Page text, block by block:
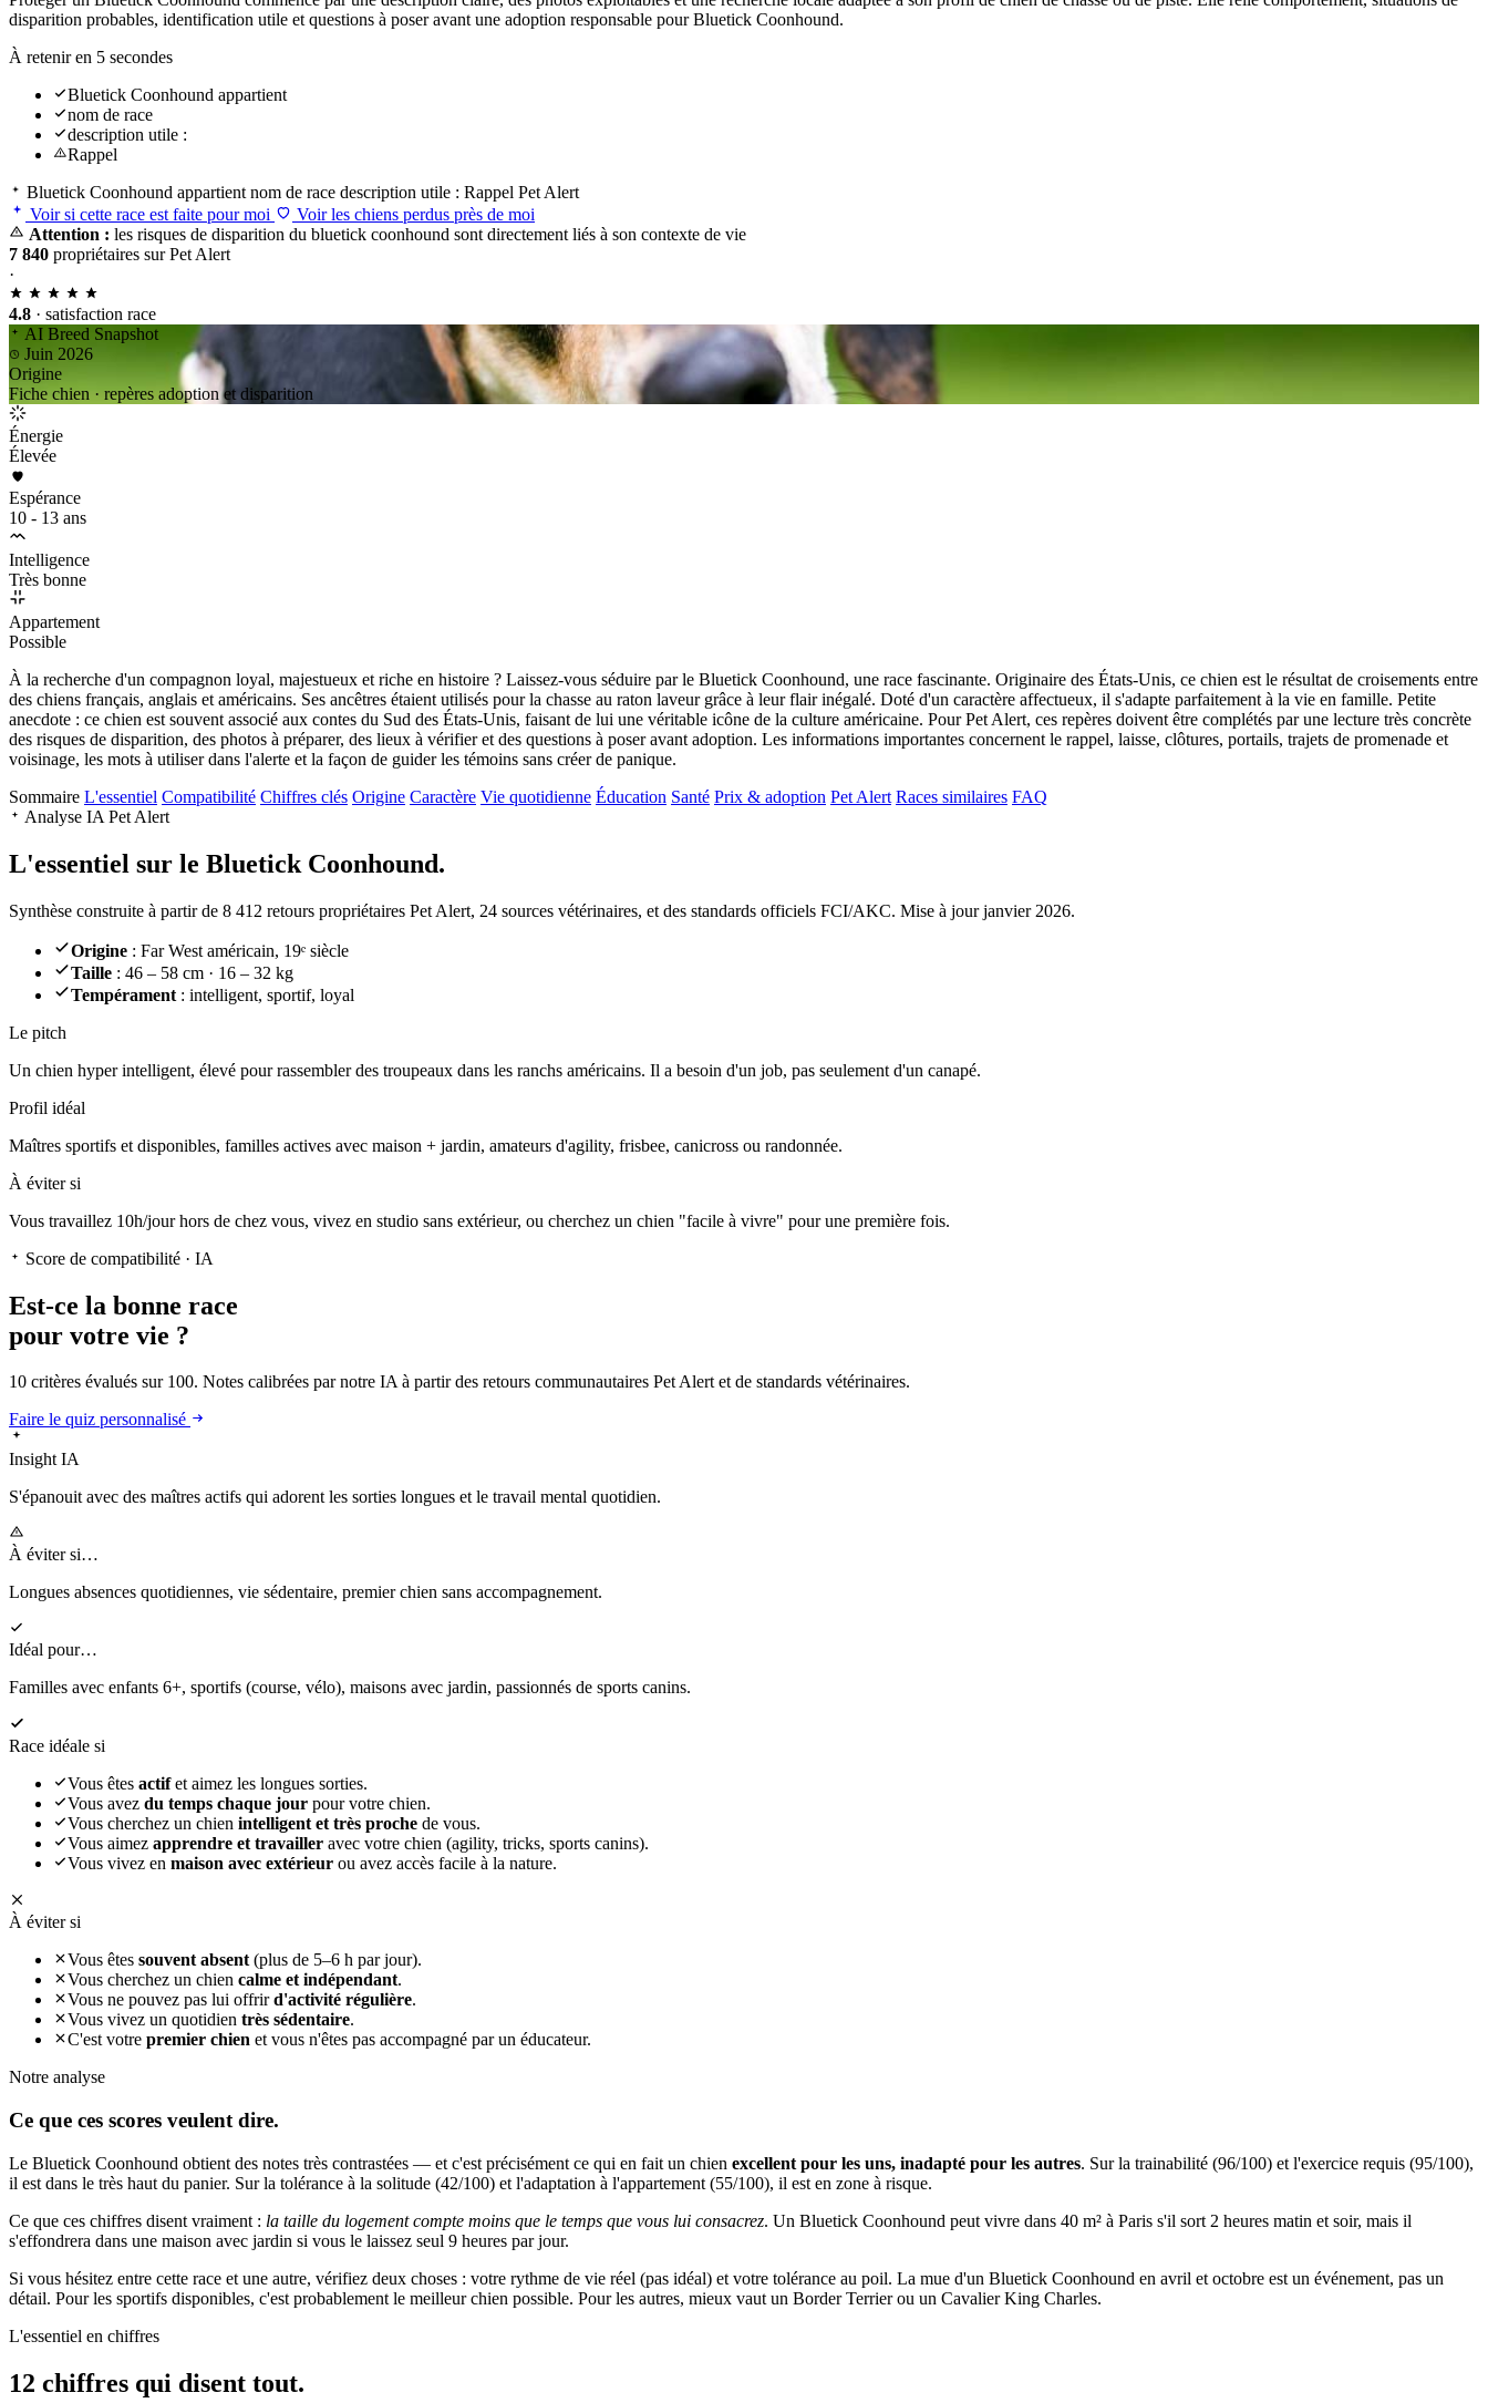
disparition probables, identification utile et questions à poser avant une adoption responsable pour Bluetick Coonhound.
À retenir en 5 secondes
Bluetick Coonhound appartient
nom de race
description utile :
Rappel
Bluetick Coonhound appartient nom de race description utile : Rappel Pet Alert
Voir si cette race est faite pour moi
Voir les chiens perdus près de moi
Attention : les risques de disparition du bluetick coonhound sont directement liés à son contexte de vie
7 840 propriétaires sur Pet Alert
·
4.8 · satisfaction race
AI Breed Snapshot
Juin 2026
Origine
Fiche chien · repères adoption et disparition
Énergie
Élevée
Espérance
10 - 13 ans
Intelligence
Très bonne
Appartement
Possible
À la recherche d'un compagnon loyal, majestueux et riche en histoire ? Laissez-vous séduire par le Bluetick Coonhound, une race fascinante. Originaire des États-Unis, ce chien est le résultat de croisements entre
des chiens français, anglais et américains. Ses ancêtres étaient utilisés pour la chasse au raton laveur grâce à leur flair inégalé. Doté d'un caractère affectueux, il s'adapte parfaitement à la vie en famille. Petite
anecdote : ce chien est souvent associé aux contes du Sud des États-Unis, faisant de lui une véritable icône de la culture américaine. Pour Pet Alert, ces repères doivent être complétés par une lecture très concrète
des risques de disparition, des photos à préparer, des lieux à vérifier et des questions à poser avant adoption. Les informations importantes concernent le rappel, laisse, clôtures, portails, trajets de promenade et
voisinage, les mots à utiliser dans l'alerte et la façon de guider les témoins sans créer de panique.
Sommaire L'essentiel Compatibilité Chiffres clés Origine Caractère Vie quotidienne Éducation Santé Prix & adoption Pet Alert Races similaires FAQ
Analyse IA Pet Alert
L'essentiel sur le Bluetick Coonhound.
Synthèse construite à partir de 8 412 retours propriétaires Pet Alert, 24 sources vétérinaires, et des standards officiels FCI/AKC. Mise à jour janvier 2026.
Origine : Far West américain, 19ᵉ siècle
Taille : 46 – 58 cm · 16 – 32 kg
Tempérament : intelligent, sportif, loyal
Le pitch
Un chien hyper intelligent, élevé pour rassembler des troupeaux dans les ranchs américains. Il a besoin d'un job, pas seulement d'un canapé.
Profil idéal
Maîtres sportifs et disponibles, familles actives avec maison + jardin, amateurs d'agility, frisbee, canicross ou randonnée.
À éviter si
Vous travaillez 10h/jour hors de chez vous, vivez en studio sans extérieur, ou cherchez un chien "facile à vivre" pour une première fois.
Score de compatibilité · IA
Est-ce la bonne race
pour votre vie ?
10 critères évalués sur 100. Notes calibrées par notre IA à partir des retours communautaires Pet Alert et de standards vétérinaires.
Faire le quiz personnalisé
Insight IA
S'épanouitavec des maîtres actifs qui adorent les sorties longues et le travail mental quotidien.
À éviter si…
Longues absences quotidiennes, vie sédentaire, premier chien sans accompagnement.
Idéal pour…
Familles avec enfants 6+, sportifs (course, vélo), maisons avec jardin, passionnés de sports canins.
Race idéale si
Vous êtes actifet aimez les longues sorties.
Vous avez du temps chaque jour pour votre chien.
Vous cherchez un chien intelligent et très proche de vous.
Vous aimez apprendre et travailler avec votre chien (agility, tricks, sports canins).
Vous vivez en maison avec extérieur ou avez accès facile à la nature.
À éviter si
Vous êtes souvent absent(plus de 5–6 h par jour).
Vous cherchez un chien calme et indépendant.
Vous ne pouvez pas lui offrird'activité régulière.
Vous vivez un quotidien très sédentaire.
C'est votre premier chien et vous n'êtes pas accompagné par un éducateur.
Notre analyse
Ce que ces scores veulent dire.
Le Bluetick Coonhound obtient des notes très contrastées — et c'est précisément ce qui en fait un chien excellent pour les uns, inadapté pour les autres. Sur la trainabilité (96/100) et l'exercice requis (95/100),
il est dans le très haut du panier. Sur la tolérance à la solitude (42/100) et l'adaptation à l'appartement (55/100), il est en zone à risque.
Ce que ces chiffres disent vraiment : la taille du logement compte moins que le temps que vous lui consacrez. Un Bluetick Coonhound peut vivre dans 40 m² à Paris s'il sort 2 heures matin et soir, mais il
s'effondrera dans une maison avec jardin si vous le laissez seul 9 heures par jour.
Si vous hésitez entre cette race et une autre, vérifiez deux choses : votre rythme de vie réel (pas idéal) et votre tolérance au poil. La mue d'un Bluetick Coonhound en avril et octobre est un événement, pas un
détail. Pour les sportifs disponibles, c'est probablement le meilleur chien possible. Pour les autres, mieux vaut un Border Terrier ou un Cavalier King Charles.
L'essentiel en chiffres
12 chiffres qui disent tout.